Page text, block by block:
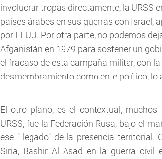
involucrar tropas directamente, la URSS
países árabes en sus guerras con Israel,
por EEUU. Por otra parte, no podemos
Afganistán en 1979 para sostener un
el fracaso de esta campaña militar, con
desmembramiento como ente político, lo
El otro plano, es el contextual,
URSS, fue la Federación Rusa, bajo el
ese " legado" de la presencia territorial.
Siria, Bashir Al Asad en la guerra civil